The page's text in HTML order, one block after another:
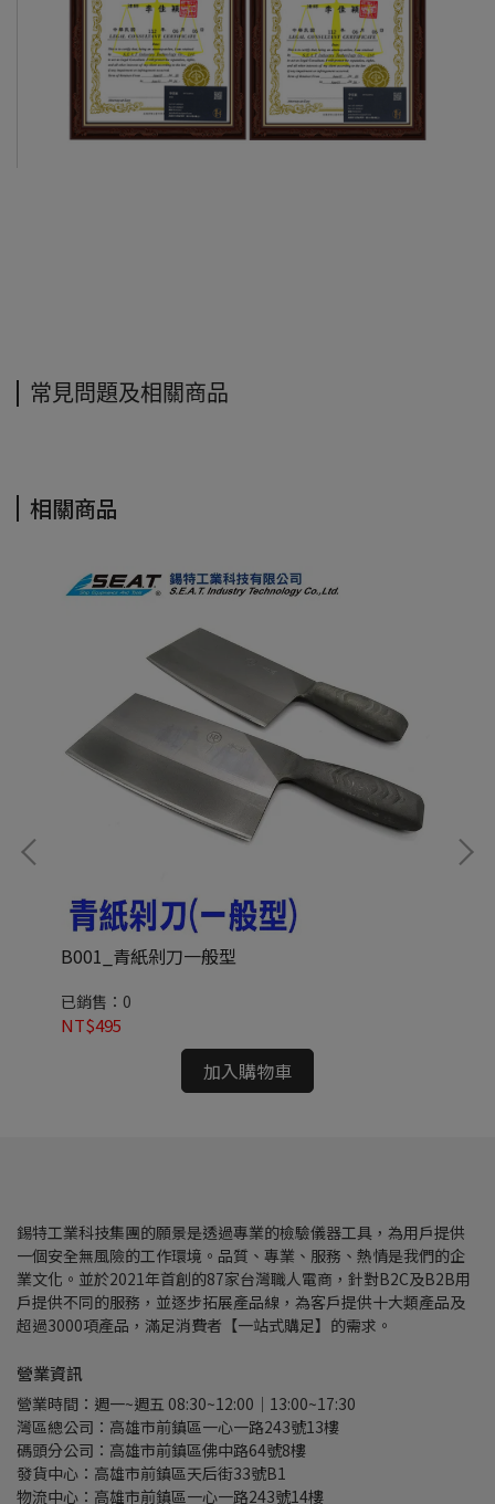
常見問題及相關商品
相關商品
B001_青紙剁刀一般型
已銷售：0
NT$495
加入購物車
錫特工業科技集團的願景是透過專業的檢驗儀器工具，為用戶提供
一個安全無風險的工作環境。品質、專業、服務、熱情是我們的企
業文化。並於2021年首創的87家台灣職人電商，針對B2C及B2B用
戶提供不同的服務，並逐步拓展產品線，為客戶提供十大類產品及
超過3000項產品，滿足消費者【一站式購足】的需求。
營業資訊
營業時間：週一~週五 08:30~12:00｜13:00~17:30
灣區總公司：高雄市前鎮區一心一路243號13樓
碼頭分公司：高雄市前鎮區佛中路64號8樓
發貨中心：高雄市前鎮區天后街33號B1
物流中心：高雄市前鎮區一心一路243號14樓